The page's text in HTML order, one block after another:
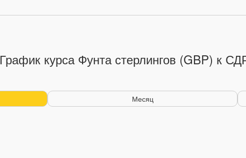
График курса Фунта стерлингов (GBP) к
Месяц